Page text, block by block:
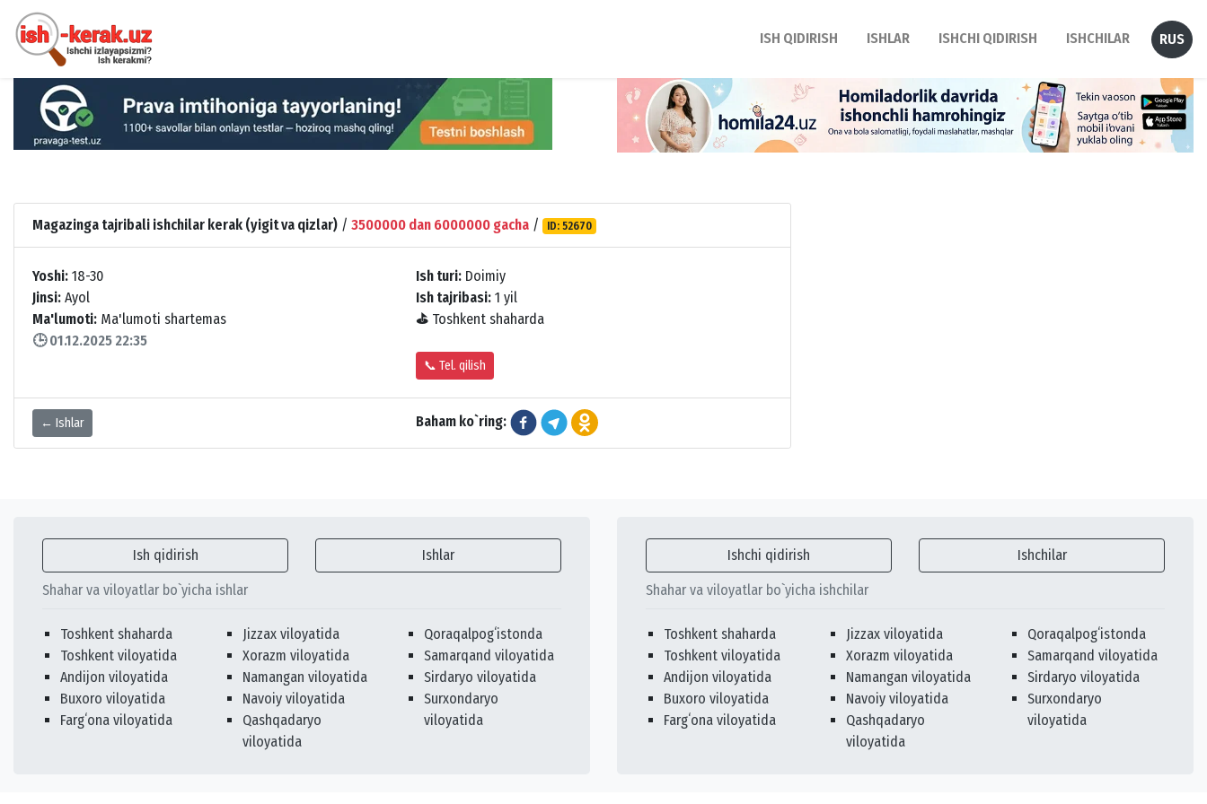
ISH QIDIRISH ISHLAR ISHCHI QIDIRISH ISHCHILAR RUS
Magazinga tajribali ishchilar kerak (yigit va qizlar) / 3500000 dan 6000000 gacha / ID: 52670
Yoshi: 18-30
Jinsi: Ayol
Ma'lumoti: Ma'lumoti shartemas
🕒 01.12.2025 22:35
Ish turi: Doimiy
Ish tajribasi: 1 yil
⛳ Toshkent shaharda
📞 Tel. qilish
← Ishlar Baham ko`ring:
Ish qidirish Ishlar
Shahar va viloyatlar bo`yicha ishlar
Toshkent shaharda
Toshkent viloyatida
Andijon viloyatida
Buxoro viloyatida
Fargʻona viloyatida
Jizzax viloyatida
Xorazm viloyatida
Namangan viloyatida
Navoiy viloyatida
Qashqadaryo
viloyatida
Qoraqalpogʻistonda
Samarqand viloyatida
Sirdaryo viloyatida
Surxondaryo
viloyatida
Ishchi qidirish Ishchilar
Shahar va viloyatlar bo`yicha ishchilar
Toshkent shaharda
Toshkent viloyatida
Andijon viloyatida
Buxoro viloyatida
Fargʻona viloyatida
Jizzax viloyatida
Xorazm viloyatida
Namangan viloyatida
Navoiy viloyatida
Qashqadaryo
viloyatida
Qoraqalpogʻistonda
Samarqand viloyatida
Sirdaryo viloyatida
Surxondaryo
viloyatida